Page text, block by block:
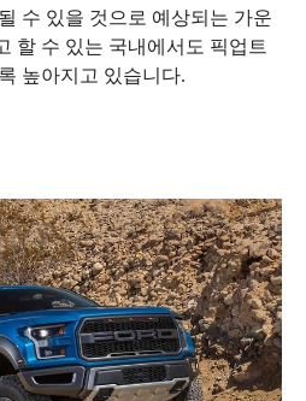
수 있을 것으로 예상되는 가운
할 수 있는 국내에서도 픽업트
높아지고 있습니다.